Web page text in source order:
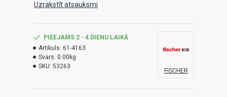
Uzrakstīt atsauksmi
PIEEJAMS 2 - 4 DIENU LAIKĀ
Artikuls: 61-4163
Svars: 0.00kg
SKU: 53263
FISCHER